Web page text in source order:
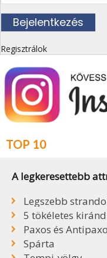
Regisztrálok
TOP 10
A legkeresettebb
Legszebb
5 tökéletes
Paxos és
Spárta